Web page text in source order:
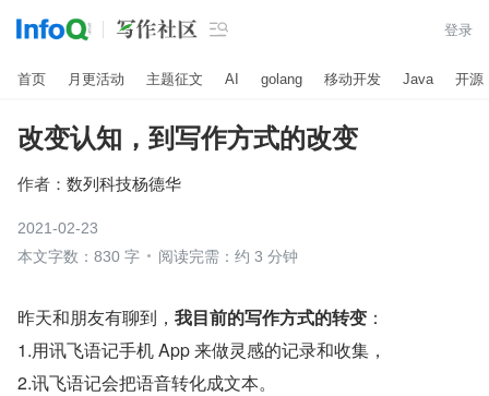
 登录
首页 月更活动 主题征文 AI golang 移动开发 Java 开源
改变认知，到写作方式的改变
作者： 数列科技杨德华
2021-02-23
本文字数：830 字
阅读完需：约 3 分钟
昨天和朋友有聊到， 我目前的写作方式的转变 ：
1.用讯飞语记手机 App 来做灵感的记录和收集，
2.讯飞语记会把语音转化成文本。